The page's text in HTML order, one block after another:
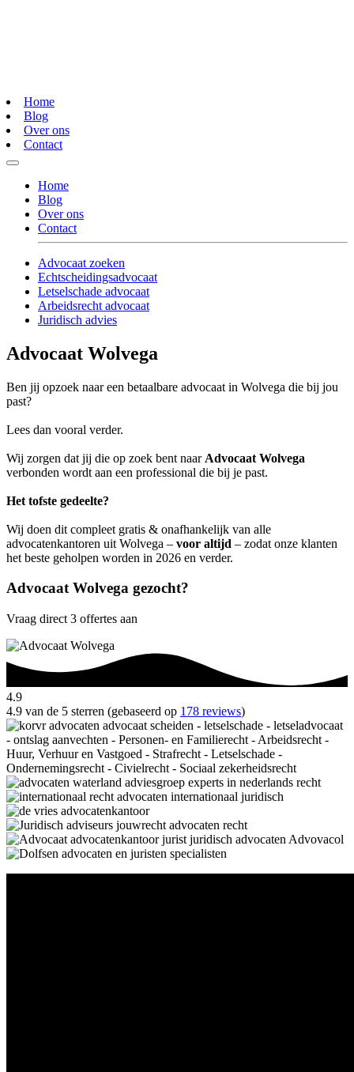
Home
Blog
Over ons
Contact
Home
Blog
Over ons
Contact
Advocaat zoeken
Echtscheidingsadvocaat
Letselschade advocaat
Arbeidsrecht advocaat
Juridisch advies
Advocaat Wolvega
Ben jij opzoek naar een betaalbare advocaat in Wolvega die bij jou
past?
Lees dan vooral verder.
Wij zorgen dat jij die op zoek bent naar Advocaat Wolvega
verbonden wordt aan een professional die bij je past.
Het tofste gedeelte?
Wij doen dit compleet gratis & onafhankelijk van alle
advocatenkantoren uit Wolvega – voor altijd – zodat onze klanten
het beste geholpen worden in 2026 en verder.
Advocaat Wolvega gezocht?
Vraag direct 3 offertes aan
4.9
4.9 van de 5 sterren (gebaseerd op 178 reviews)